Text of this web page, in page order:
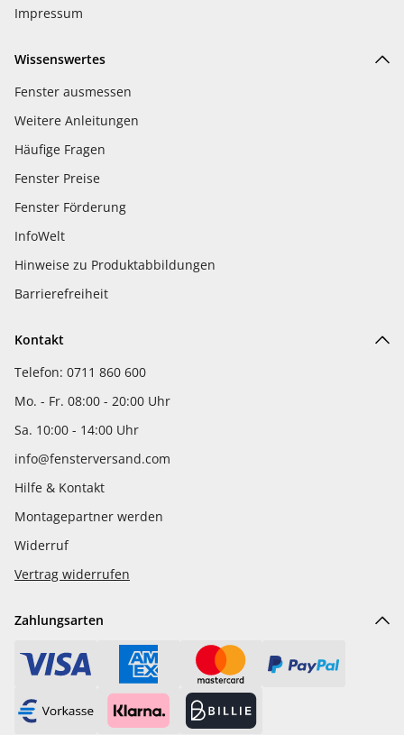
Impressum
Wissenswertes
Fenster ausmessen
Weitere Anleitungen
Häufige Fragen
Fenster Preise
Fenster Förderung
InfoWelt
Hinweise zu Produktabbildungen
Barrierefreiheit
Kontakt
Telefon: 0711 860 600
Mo. - Fr. 08:00 - 20:00 Uhr
Sa. 10:00 - 14:00 Uhr
info@fensterversand.com
Hilfe & Kontakt
Montagepartner werden
Widerruf
Vertrag widerrufen
Zahlungsarten